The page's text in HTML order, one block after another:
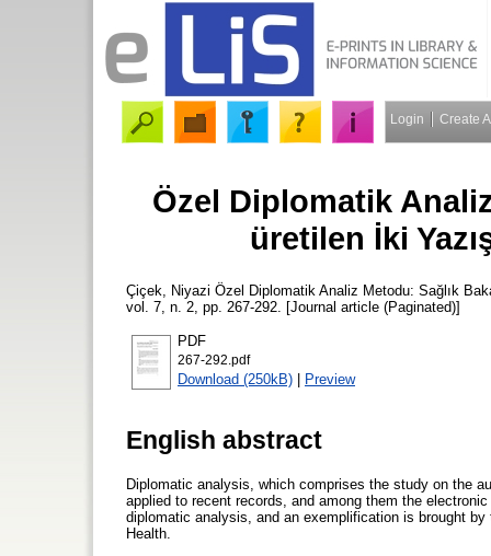
Login Create
Özel Diplomatik
üretilen İki
Çiçek, Niyazi Özel Diplomatik Analiz Metodu: Sağlık
vol. 7, n. 2, pp. 267-292. [Journal article (Paginated)]
PDF
267-292.pdf
Download (250kB) | Preview
English abstract
Diplomatic analysis, which comprises the study on the
applied to recent records, and among them the
diplomatic analysis, and an exemplification is brought
Health.